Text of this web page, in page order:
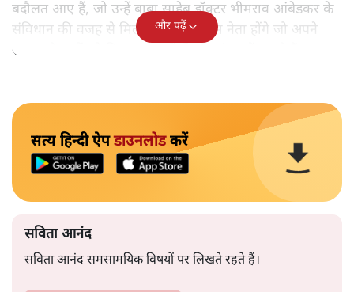
बदौलत आए हैं, जो उन्हें बाबा साहेब डॉक्टर भीमराव आंबेडकर के
संविधान की वजह से मिला। ऐसे बहुत कम नेता होंगे जो अपने
समाज के मुद्दों को विधानसभाओं में और संसद में उठाते हैं।
और पढ़ें
सत्य हिन्दी ऐपडाउनलोडकरें
सविता आनंद
सविता आनंद समसामयिक विषयों पर लिखते रहते हैं।